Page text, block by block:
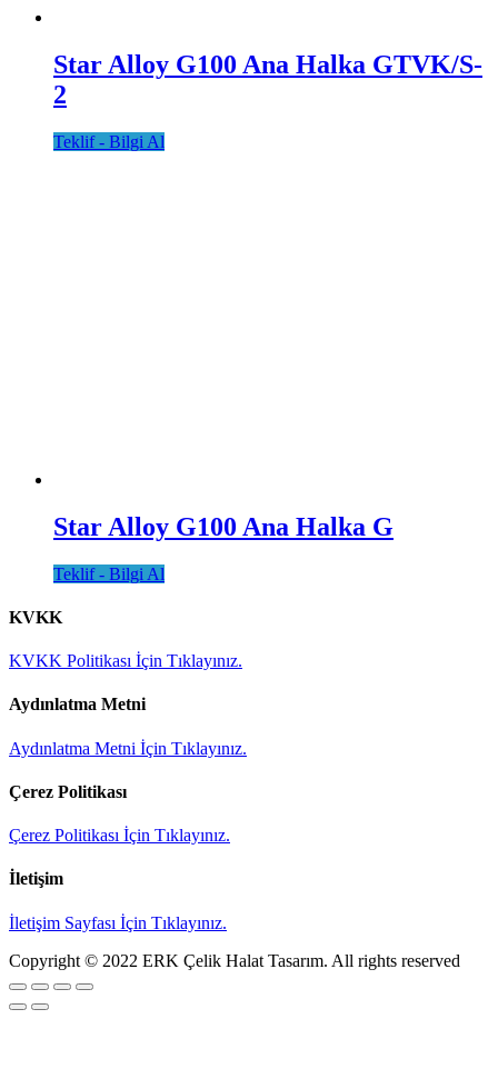
Star Alloy G100 Ana Halka GTVK/S-
2
Teklif - Bilgi Al
Star Alloy G100 Ana Halka G
Teklif - Bilgi Al
KVKK
KVKK Politikası İçin Tıklayınız.
Aydınlatma Metni
Aydınlatma Metni İçin Tıklayınız.
Çerez Politikası
Çerez Politikası İçin Tıklayınız.
İletişim
İletişim Sayfası İçin Tıklayınız.
Copyright © 2022 ERK Çelik Halat Tasarım. All rights reserved